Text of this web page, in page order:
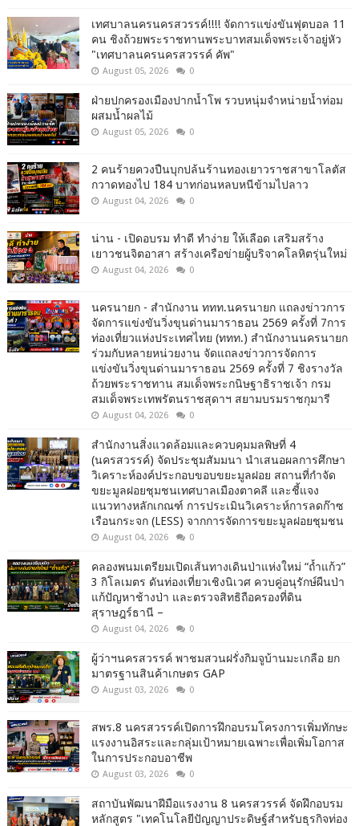
เทศบาลนครนครสวรรค์!!!! จัดการแข่งขันฟุตบอล 11
คน ชิงถ้วยพระราชทานพระบาทสมเด็จพระเจ้าอยู่หัว
"เทศบาลนครนครสวรรค์ คัพ"
August 05, 2026 0
ฝ่ายปกครองเมืองปากน้ำโพ รวบหนุ่มจำหน่ายน้ำท่อม
ผสมน้ำผลไม้
August 05, 2026 0
2 คนร้ายควงปืนบุกปล้นร้านทองเยาวราชสาขาโลตัส
กวาดทองไป 184 บาทก่อนหลบหนีข้ามไปลาว
August 04, 2026 0
น่าน - เปิดอบรม ทำดี ทำง่าย ให้เลือด เสริมสร้าง
เยาวชนจิตอาสา สร้างเครือข่ายผู้บริจาคโลหิตรุ่นใหม่
August 04, 2026 0
นครนายก - สำนักงาน ททท.นครนายก แถลงข่าวการ
จัดการแข่งขันวิ่งขุนด่านมาราธอน 2569 ครั้งที่ 7การ
ท่องเที่ยวแห่งประเทศไทย (ททท.) สำนักงานนครนายก
ร่วมกับหลายหน่วยงาน จัดแถลงข่าวการจัดการ
แข่งขันวิ่งขุนด่านมาราธอน 2569 ครั้งที่ 7 ชิงรางวัล
ถ้วยพระราชทาน สมเด็จพระกนิษฐาธิราชเจ้า กรม
สมเด็จพระเทพรัตนราชสุดาฯ สยามบรมราชกุมารี
August 04, 2026 0
สำนักงานสิ่งแวดล้อมและควบคุมมลพิษที่ 4
(นครสวรรค์) จัดประชุมสัมมนา นำเสนอผลการศึกษา
วิเคราะห์องค์ประกอบขอบขยะมูลฝอย สถานที่กำจัด
ขยะมูลฝอยชุมชนเทศบาลเมืองตาคลี และชี้แจง
แนวทางหลักเกณฑ์ การประเมินวิเคราะห์การลดก๊าซ
เรือนกระจก (LESS) จากการจัดการขยะมูลฝอยชุมชน
August 04, 2026 0
คลองพนมเตรียมเปิดเส้นทางเดินป่าแห่งใหม่ “ถ้ำแก้ว”
3 กิโลเมตร ดันท่องเที่ยวเชิงนิเวศ ควบคู่อนุรักษ์ผืนป่า
แก้ปัญหาช้างป่า และตรวจสิทธิถือครองที่ดิน
สุราษฎร์ธานี –
August 04, 2026 0
ผู้ว่าฯนครสวรรค์ พาชมสวนฝรั่งกิมจูบ้านมะเกลือ ยก
มาตรฐานสินค้าเกษตร GAP
August 03, 2026 0
สพร.8 นครสวรรค์เปิดการฝึกอบรมโครงการเพิ่มทักษะ
แรงงานอิสระและกลุ่มเป้าหมายเฉพาะเพื่อเพิ่มโอกาส
ในการประกอบอาชีพ
August 03, 2026 0
สถาบันพัฒนาฝีมือแรงงาน 8 นครสวรรค์ จัดฝึกอบรม
หลักสูตร "เทคโนโลยีปัญญาประดิษฐ์สำหรับธุรกิจท่อง